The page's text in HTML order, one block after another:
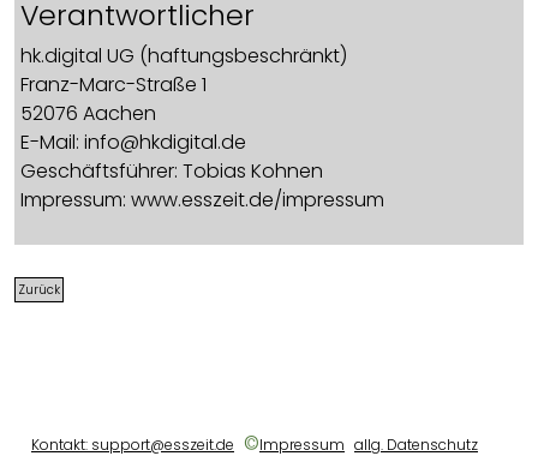
Verantwortlicher
hk.digital UG (haftungsbeschränkt)
Franz-Marc-Straße 1
52076 Aachen
E-Mail: info@hkdigital.de
Geschäftsführer: Tobias Kohnen
Impressum: www.esszeit.de/impressum
Datenschutzbeauftragter
52076 Aachen
Zurück
Kontakt: support@esszeit.de ©Impressum allg. Datenschutz